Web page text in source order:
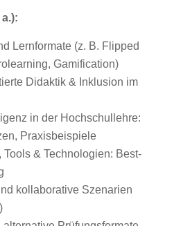
Lernformate (z. B. Flipped
Gamification)
Didaktik & Inklusion im
in der Hochschullehre:
Praxisbeispiele
Tools & Technologien: Best-
kollaborative Szenarien